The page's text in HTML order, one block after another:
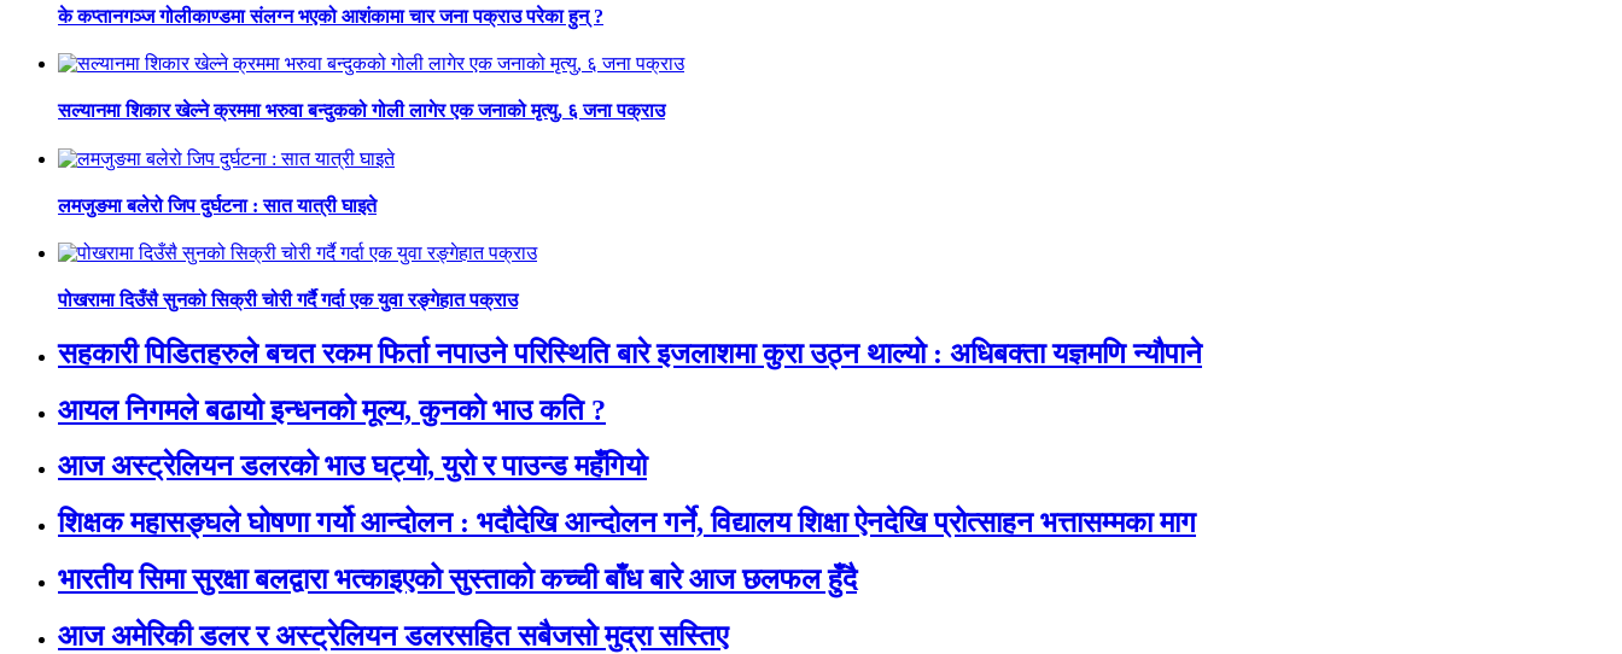
के कप्तानगञ्ज गोलीकाण्डमा संलग्न भएको आशंकामा चार जना पक्राउ परेका हुन् ?
सल्यानमा शिकार खेल्ने क्रममा भरुवा बन्दुकको गोली लागेर एक जनाको मृत्यु, ६ जना पक्राउ
लमजुङमा बलेरो जिप दुर्घटना : सात यात्री घाइते
पोखरामा दिउँसै सुनको सिक्री चोरी गर्दै गर्दा एक युवा रङ्गेहात पक्राउ
सहकारी पिडितहरुले बचत रकम फिर्ता नपाउने परिस्थिति बारे इजलाशमा कुरा उठ्न थाल्यो : अधिबक्ता यज्ञमणि न्यौपाने
आयल निगमले बढायो इन्धनको मूल्य, कुनकाे भाउ कति ?
आज अस्ट्रेलियन डलरको भाउ घट्यो, युरो र पाउन्ड महँगियो
शिक्षक महासङ्घले घोषणा गर्यो आन्दोलन : भदौदेखि आन्दोलन गर्ने, विद्यालय शिक्षा ऐनदेखि प्रोत्साहन भत्तासम्मका माग
भारतीय सिमा सुरक्षा बलद्वारा भत्काइएको सुस्ताको कच्ची बाँध बारे आज छलफल हुँदै
आज अमेरिकी डलर र अस्ट्रेलियन डलरसहित सबैजसो मुद्रा सस्तिए